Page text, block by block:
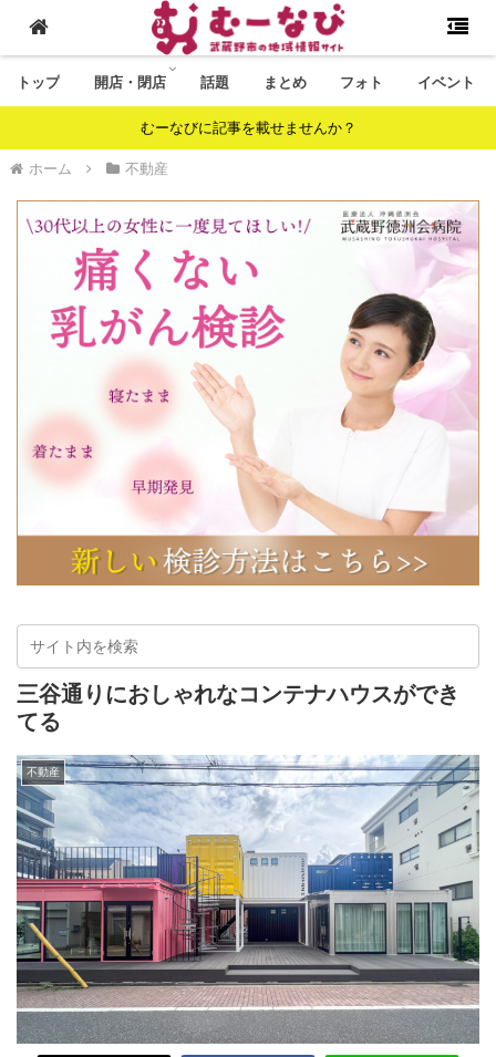
トップ 開店・閉店 話題 まとめ フォト イベント
むーなびに記事を載せませんか？
ホーム 不動産
三谷通りにおしゃれなコンテナハウスができ
てる
不動産